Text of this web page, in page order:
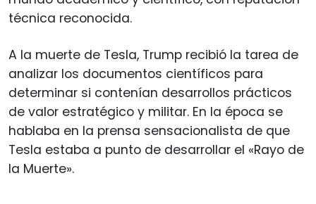
técnica reconocida.
A la muerte de Tesla, Trump recibió la tarea de
analizar los documentos científicos para
determinar si contenían desarrollos prácticos
de valor estratégico y militar. En la época se
hablaba en la prensa sensacionalista de que
Tesla estaba a punto de desarrollar el «Rayo de
la Muerte».